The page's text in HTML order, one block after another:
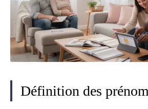
Définition des